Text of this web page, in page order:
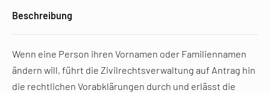
Beschreibung
Wenn eine Person ihren Vornamen oder Familiennamen
ändern will, führt die Zivilrechtsverwaltung auf Antrag hin
die rechtlichen Vorabklärungen durch und erlässt die